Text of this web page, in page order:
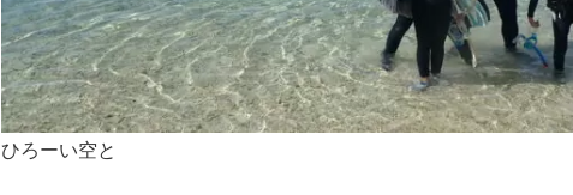
ひろーい空と